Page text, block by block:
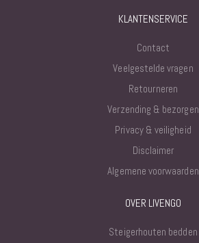
KLANTENSERVICE
Contact
Veelgestelde vragen
Retourneren
Verzending & bezorgen
Privacy & veiligheid
Disclaimer
Algemene voorwaarden
OVER LIVENGO
Steigerhouten bedden